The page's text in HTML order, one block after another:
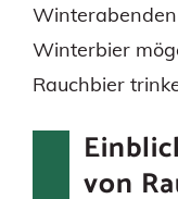
Winterbier
Rauchbier
von